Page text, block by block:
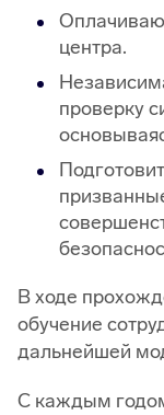
центра.
проверку
В ходе
обучение
дальнейшей
С каждым